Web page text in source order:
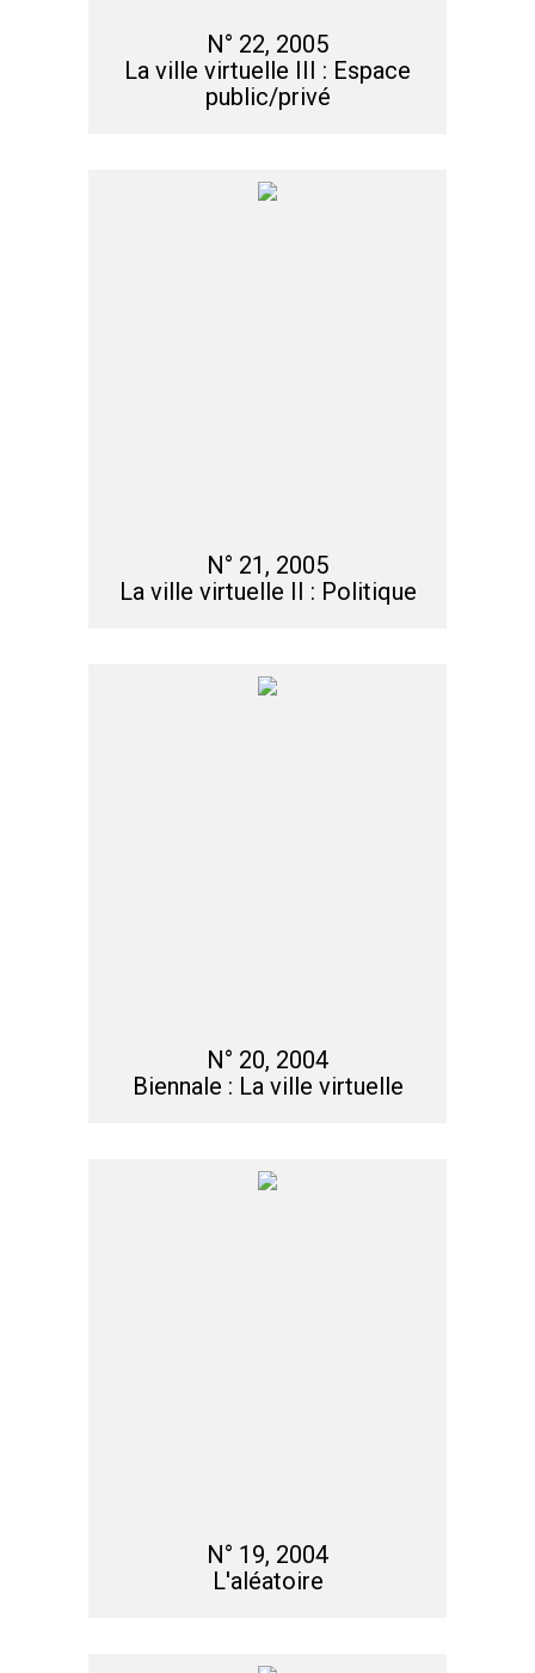
N° 22, 2005
La ville virtuelle III : Espace
public/privé
N° 21, 2005
La ville virtuelle II : Politique
N° 20, 2004
Biennale : La ville virtuelle
N° 19, 2004
L'aléatoire